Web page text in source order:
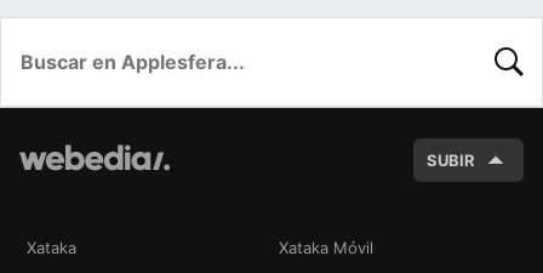
SUBIR
Xataka Xataka Móvil